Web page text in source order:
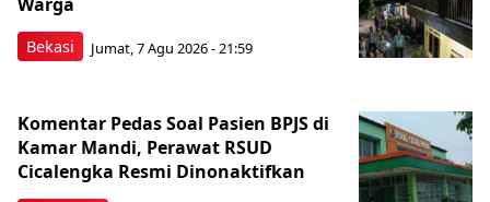
Bekasi Jumat, 7 Agu 2026 - 21:59
Komentar Pedas Soal Pasien BPJS di
Kamar Mandi, Perawat RSUD
Cicalengka Resmi Dinonaktifkan